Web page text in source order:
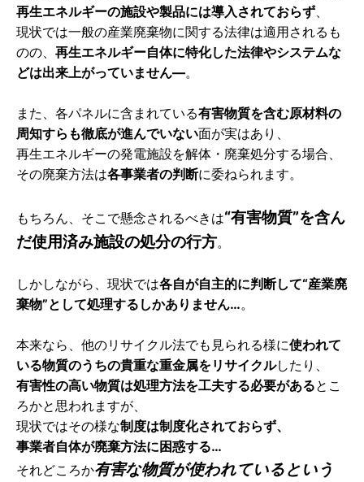
再生エネルギーの施設や製品には導入されておらず
現状では一般の産業廃棄物に関する法律は適用されるも
のの、 再生エネルギー自体に特化した法律やシステムな
どは出来上がっていません―。
また、各パネルに含まれている有害物質を含む原材料の
周知すらも徹底が進んでいない面が実はあり、
再生エネルギーの発電施設を解体・廃棄処分する場合、
その廃棄方法は各事業者の判断に委ねられます。
もちろん、そこで懸念されるべきは“有害物質”を含ん
だ使用済み施設の処分の行方。
しかしながら、現状では各自が自主的に判断して“産業廃
棄物”として処理するしかありません…。
本来なら、他のリサイクル法でも見られる様に使われて
いる物質のうちの貴重な重金属をリサイクルしたり、
有害性の高い物質は処理方法を工夫する必要があるとこ
ろかと思われますが、
現状ではその様な制度は制度化されておらず、
事業者自体が廃棄方法に困惑する…
それどころか有害な物質が使われているという